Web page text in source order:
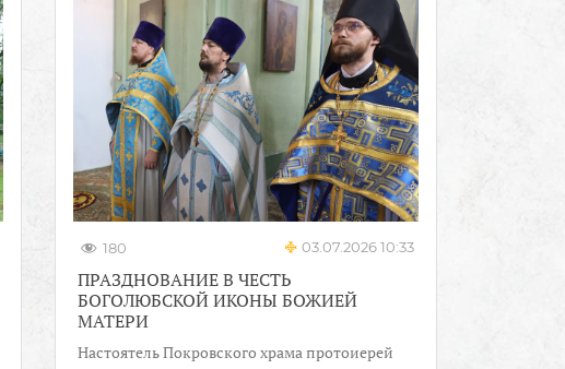
180 03.07.2026 10:33
ПРАЗДНОВАНИЕ В ЧЕСТЬ
БОГОЛЮБСКОЙ ИКОНЫ БОЖИЕЙ
МАТЕРИ
Настоятель Покровского храма протоиерей